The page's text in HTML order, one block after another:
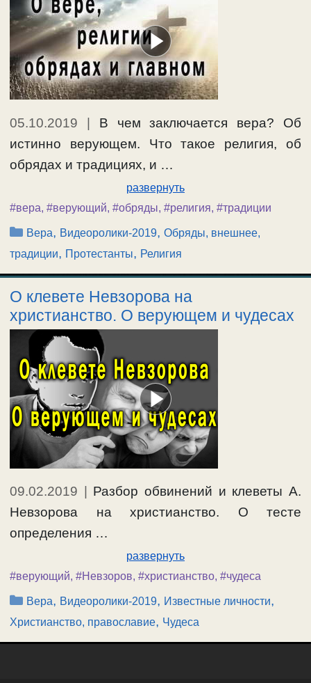
05.10.2019
В чем заключается вера? Об
истинно верующем. Что такое религия, об
обрядах и традициях, и …
развернуть
#вера, #верующий, #обряды, #религия, #традиции
Рубрики
Вера, Видеоролики-2019,Обряды, внешнее,
традиции, Протестанты, Религия
О клевете Невзорова на
христианство. О верующем и чудесах
09.02.2019
Разбор обвинений и клеветы А.
Невзорова на христианство. О тесте
определения …
развернуть
#верующий, #Невзоров, #христианство, #чудеса
Рубрики
Вера, Видеоролики-2019, Известные личности,
Христианство, православие, Чудеса